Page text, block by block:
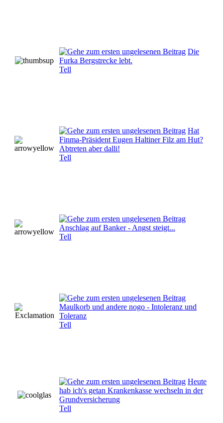
Die
Furka Bergstrecke lebt.
Tell
Hat
Finma-Präsident Eugen Haltiner Filz am Hut?
Abtreten aber dalli!
Tell
Anschlag auf Banker - Angst steigt...
Tell
Maulkorb und andere nogo - Intoleranz und
Toleranz
Tell
Heute
hab ich's getan Krankenkasse wechseln in der
Grundversicherung
Tell